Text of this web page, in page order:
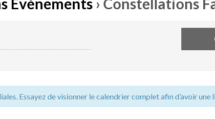
Essayez de visionner le calendrier complet afin d’avoir